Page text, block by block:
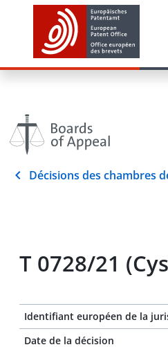
Décisions des chambres
T 0728/21
Identifiant européen de la
Date de la décision